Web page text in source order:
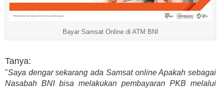
Bayar Samsat Online di ATM BNI
Tanya:
"Saya dengar sekarang ada Samsat online Apakah sebagai
Nasabah BNI bisa melakukan pembayaran PKB melalui